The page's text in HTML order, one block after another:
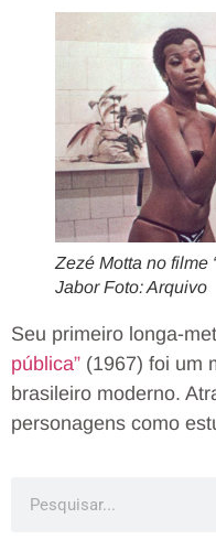
Zezé Motta no filme
Jabor Foto: Arquivo
Seu primeiro longa-
pública” (1967) foi um
brasileiro moderno.
personagens como